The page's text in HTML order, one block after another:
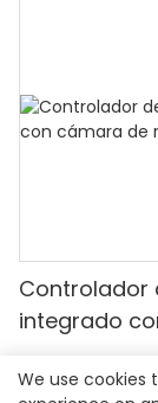
Controlador
integrado
We use cookies